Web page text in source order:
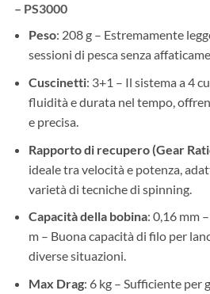
– PS3000
Peso: 208 g – Estremamente
sessioni di pesca senza
Cuscinetti: 3+1 – Il sistema a 4
fluidità e durata nel tempo,
e precisa.
Rapporto di recupero (Gear
ideale tra velocità e potenza,
varietà di tecniche di spinning.
Capacità della bobina: 0,16 mm
m – Buona capacità di filo per
diverse situazioni.
Max Drag: 6 kg – Sufficiente per